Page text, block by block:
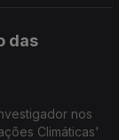
das
nos
Climáticas'